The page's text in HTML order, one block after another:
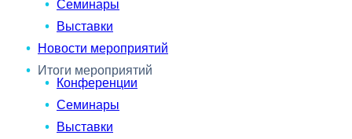
Семинары
Выставки
Новости мероприятий
Итоги мероприятий
Конференции
Семинары
Выставки